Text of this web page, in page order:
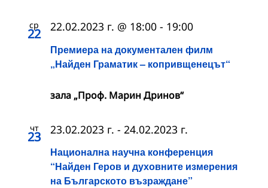
ср
22
Премиера на документален филм
„Найден Граматик – копривщенецът“
22.02.2023 г. @ 18:00 - 19:00
зала „Проф. Марин Дринов“
чт
23
Национална научна конференция
“Найден Геров и духовните измерения
на Българското възраждане”
23.02.2023 г. - 24.02.2023 г.